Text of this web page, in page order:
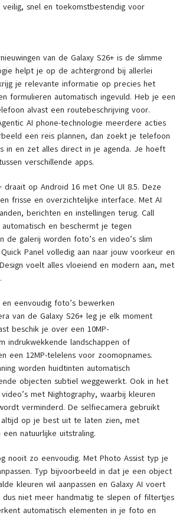
snel en toekomstbestendig voor
van de Galaxy S26+ is de slimme
helpt je op de achtergrond bij allerlei
je relevante informatie op precies het
formulieren automatisch ingevuld. Heb je een
alvast een routebeschrijving voor.
AI phone-technologie meerdere acties
een reis plannen, dan zoekt je telefoon
in en zet alles direct in je agenda. Je hoeft
verschillende apps.
draait op Android 16 met One UI 8.5. Deze
frisse en overzichtelijke interface. Met AI
berichten en instellingen terug. Call
en beschermt je tegen
de galerij worden foto’s en video’s slim
Panel volledig aan naar jouw voorkeur en
voelt alles vloeiend en modern aan, met
en eenvoudig foto’s bewerken
van de Galaxy S26+ leg je elk moment
beschik je over een 10MP-
indrukwekkende landschappen of
een 12MP-telelens voor zoomopnames.
worden huidtinten automatisch
objecten subtiel weggewerkt. Ook in het
met Nightography, waarbij kleuren
verminderd. De selfiecamera gebruikt
op je best uit te laten zien, met
natuurlijke uitstraling.
nooit zo eenvoudig. Met Photo Assist typ je
Typ bijvoorbeeld in dat je een object
kleuren wil aanpassen en Galaxy AI voert
niet meer handmatig te slepen of filtertjes
automatisch elementen in je foto en